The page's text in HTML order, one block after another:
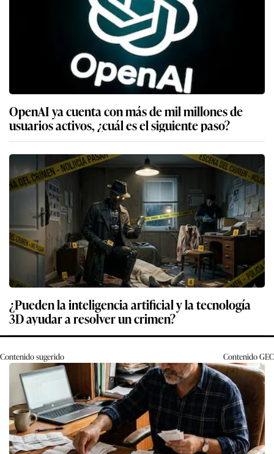
OpenAI ya cuenta con más de mil millones de
usuarios activos, ¿cuál es el siguiente paso?
¿Pueden la inteligencia artificial y la tecnología
3D ayudar a resolver un crimen?
Contenido sugerido ContenidoGEC